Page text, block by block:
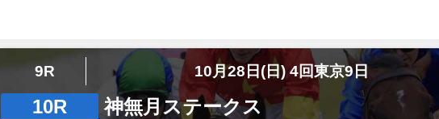
9R 10月28日(日) 4回東京9日
10R 神無月ステークス